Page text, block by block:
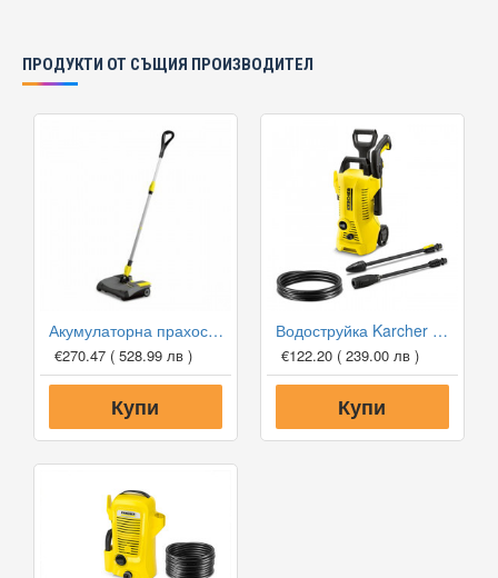
ПРОДУКТИ ОТ СЪЩИЯ ПРОИЗВОДИТЕЛ
Акумулаторна прахосмукачка Karcher EB 30/1 Li-Ion
€270.47 ( 528.99 лв )
Купи
Водоструйка Karcher K2 Power Control
€122.20 ( 239.00 лв )
Купи